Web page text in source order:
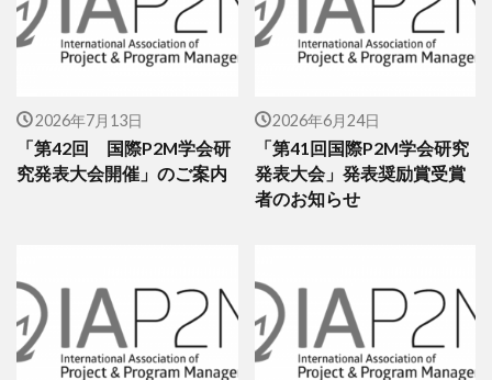
2026年7月13日
「第42回 国際P2M学会研
究発表大会開催」のご案内
2026年6月24日
「第41回国際P2M学会研究
発表大会」発表奨励賞受賞
者のお知らせ